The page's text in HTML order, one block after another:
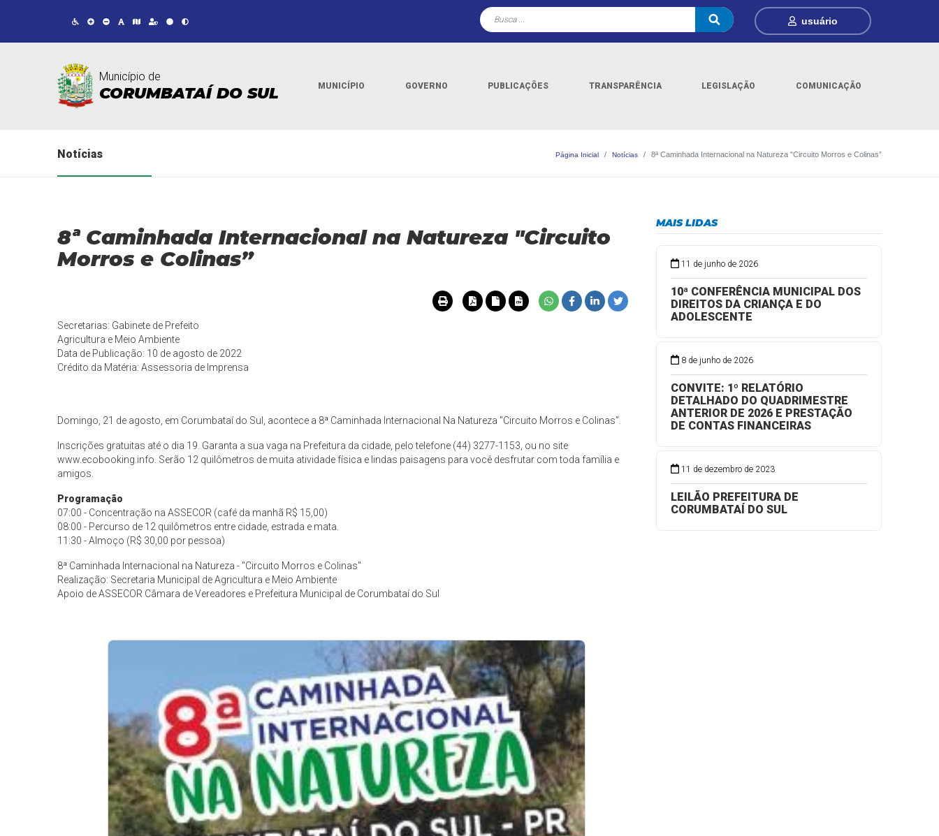
usuário
Município de
CORUMBATAÍ DO SUL MUNICÍPIO GOVERNO PUBLICAÇÕES TRANSPARÊNCIA LEGISLAÇÃO COMUNICAÇÃO
Notícias Página Inicial Notícias 8ª Caminhada Internacional na Natureza "Circuito Morros e Colinas”
8ª Caminhada Internacional na Natureza "Circuito
Morros e Colinas”
Secretarias: Gabinete de Prefeito
Agricultura e Meio Ambiente
Data de Publicação: 10 de agosto de 2022
Crédito da Matéria: Assessoria de Imprensa
Domingo, 21 de agosto, em Corumbataí do Sul, acontece a 8ª Caminhada Internacional Na Natureza "Circuito Morros e Colinas”.
Inscrições gratuitas até o dia 19. Garanta a sua vaga na Prefeitura da cidade, pelo telefone (44) 3277-1153, ou no site
www.ecobooking.info. Serão 12 quilômetros de muita atividade física e lindas paisagens para você desfrutar com toda família e
amigos.
Programação
07:00 - Concentração na ASSECOR (café da manhã R$ 15,00)
08:00 - Percurso de 12 quilômetros entre cidade, estrada e mata.
11:30 - Almoço (R$ 30,00 por pessoa)
8ª Caminhada Internacional na Natureza - "Circuito Morros e Colinas"
Realização: Secretaria Municipal de Agricultura e Meio Ambiente
Apoio de ASSECOR Câmara de Vereadores e Prefeitura Municipal de Corumbataí do Sul
MAIS LIDAS
11 de junho de 2026
10ª CONFERÊNCIA MUNICIPAL DOS
DIREITOS DA CRIANÇA E DO
ADOLESCENTE
8 de junho de 2026
CONVITE: 1º RELATÓRIO
DETALHADO DO QUADRIMESTRE
ANTERIOR DE 2026 E PRESTAÇÃO
DE CONTAS FINANCEIRAS
11 de dezembro de 2023
LEILÃO PREFEITURA DE
CORUMBATAÍ DO SUL